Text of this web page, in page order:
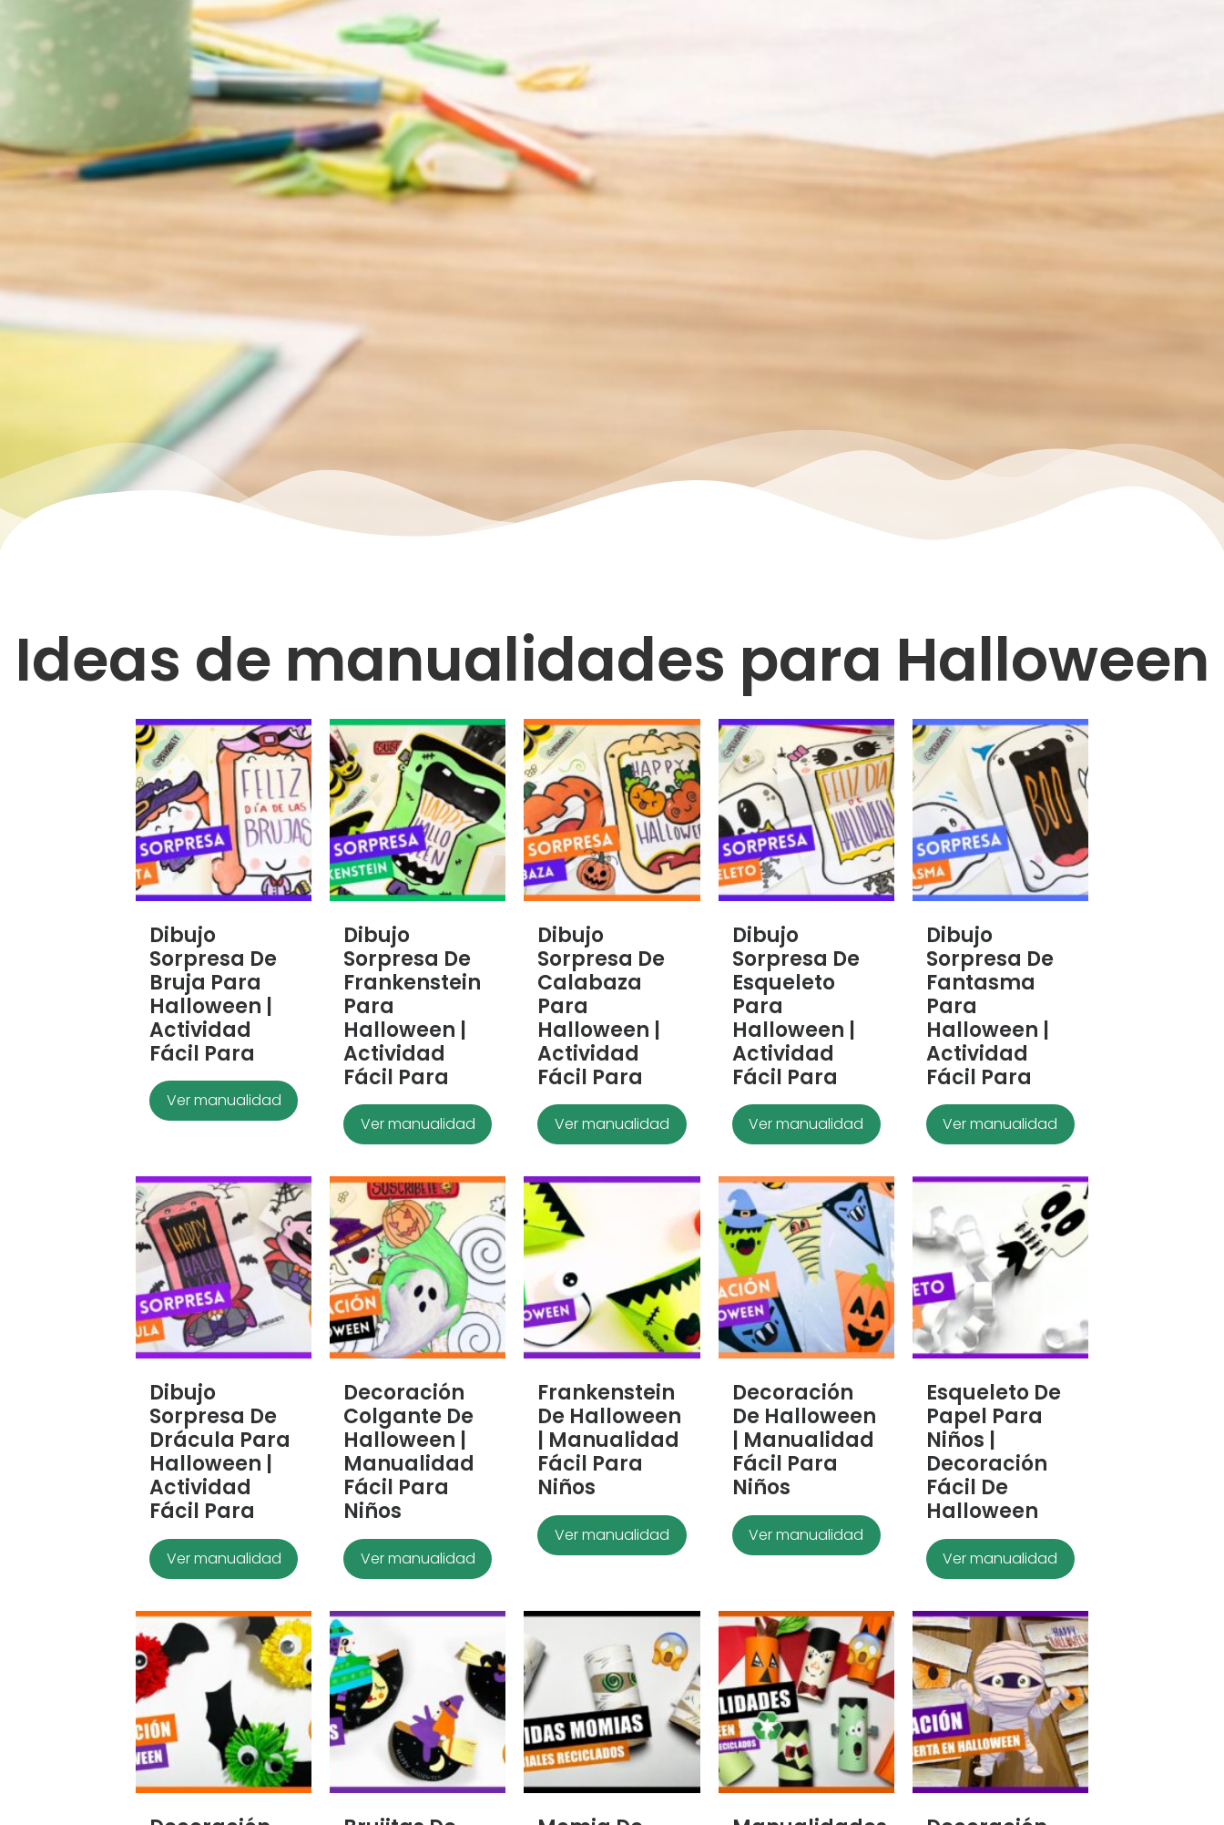
Ideas de manualidades para Halloween
Dibujo
Sorpresa De
Bruja Para
Halloween |
Actividad
Fácil Para
Ver manualidad
Dibujo
Sorpresa De
Frankenstein
Para
Halloween |
Actividad
Fácil Para
Ver manualidad
Dibujo
Sorpresa De
Calabaza
Para
Halloween |
Actividad
Fácil Para
Ver manualidad
Dibujo
Sorpresa De
Esqueleto
Para
Halloween |
Actividad
Fácil Para
Ver manualidad
Dibujo
Sorpresa De
Fantasma
Para
Halloween |
Actividad
Fácil Para
Ver manualidad
Dibujo
Sorpresa De
Drácula Para
Halloween |
Actividad
Fácil Para
Ver manualidad
Decoración
Colgante De
Halloween |
Manualidad
Fácil Para
Niños
Ver manualidad
Frankenstein
De Halloween
| Manualidad
Fácil Para
Niños
Ver manualidad
Decoración
De Halloween
| Manualidad
Fácil Para
Niños
Ver manualidad
Esqueleto De
Papel Para
Niños |
Decoración
Fácil De
Halloween
Ver manualidad